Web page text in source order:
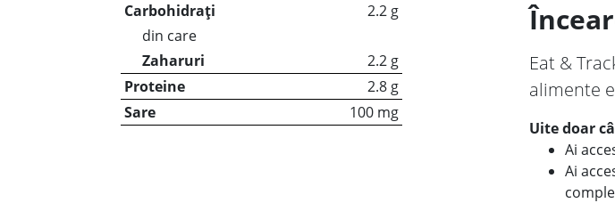
Carbohidrați
2.2 g
din care
Zaharuri
2.2 g
Proteine
2.8 g
Sare
100 mg
Eat &
alimente
Uite doar
Ai
Ai